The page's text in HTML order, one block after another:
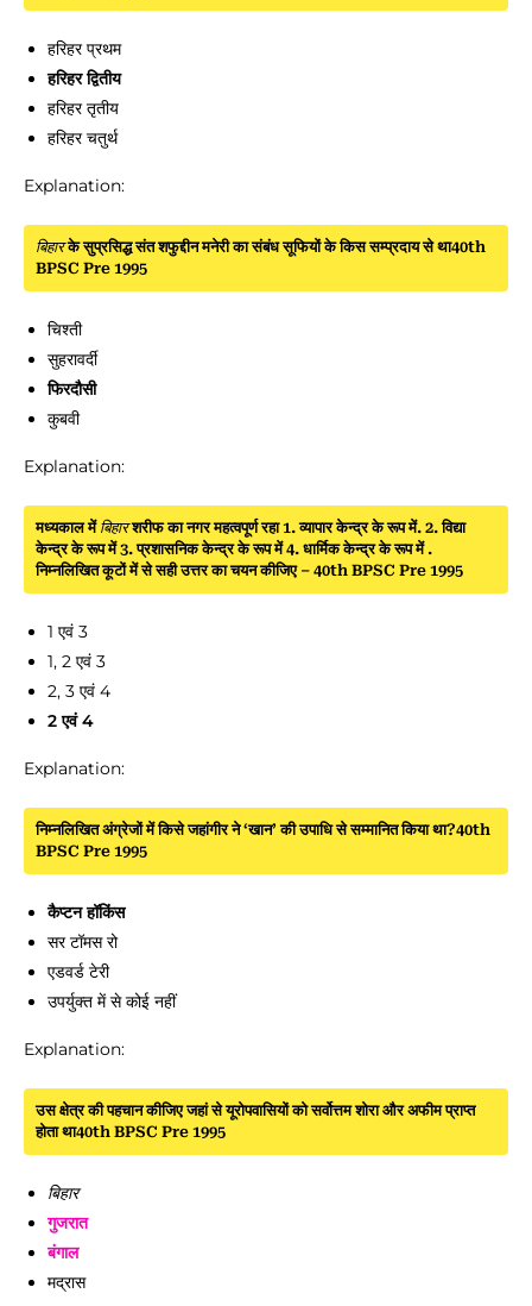
हरिहर प्रथम
हरिहर द्वितीय
हरिहर तृतीय
हरिहर चतुर्थ
Explanation:
बिहारके सुप्रसिद्ध संत शफुद्दीन मनेरी का संबंध सूफियों के किस सम्प्रदाय से था40th
BPSC Pre 1995
चिश्ती
सुहरावर्दी
फिरदौसी
कुबवी
Explanation:
मध्यकाल में बिहारशरीफ का नगर महत्वपूर्ण रहा 1. व्यापार केन्द्र के रूप में. 2. विद्या
केन्द्र के रूप में 3. प्रशासनिक केन्द्र के रूप में 4. धार्मिक केन्द्र के रूप में .
निम्नलिखित कूटों में से सही उत्तर का चयन कीजिए – 40th BPSC Pre 1995
1 एवं 3
1, 2 एवं 3
2, 3 एवं 4
2 एवं 4
Explanation:
निम्नलिखित अंग्रेजों में किसे जहांगीर ने ‘खान’ की उपाधि से सम्मानित किया था?40th
BPSC Pre 1995
कैप्टन हॉकिंस
सर टॉमस रो
एडवर्ड टेरी
उपर्युक्त में से कोई नहीं
Explanation:
उस क्षेत्र की पहचान कीजिए जहां से यूरोपवासियों को सर्वोत्तम शोरा और अफीम प्राप्त
होता था40th BPSC Pre 1995
बिहार
गुजरात
बंगाल
मद्रास